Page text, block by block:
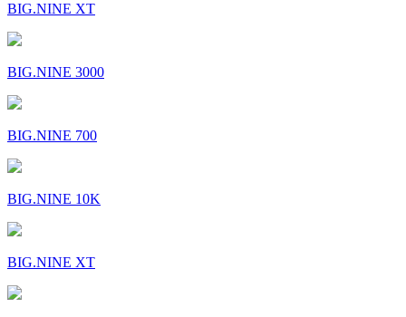
BIG.NINE XT
BIG.NINE 3000
BIG.NINE 700
BIG.NINE 10K
BIG.NINE XT